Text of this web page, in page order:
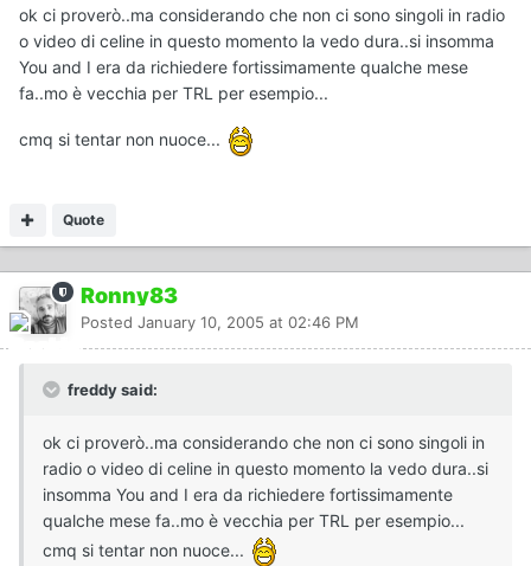
ok ci proverò..ma considerando che non ci sono singoli in radio
o video di celine in questo momento la vedo dura..si insomma
You and I era da richiedere fortissimamente qualche mese
fa..mo è vecchia per TRL per esempio...
cmq si tentar non nuoce...
Quote
Ronny83
Posted January 10, 2005 at 02:46 PM
freddy said:
ok ci proverò..ma considerando che non ci sono singoli in
radio o video di celine in questo momento la vedo dura..si
insomma You and I era da richiedere fortissimamente
qualche mese fa..mo è vecchia per TRL per esempio...
cmq si tentar non nuoce...